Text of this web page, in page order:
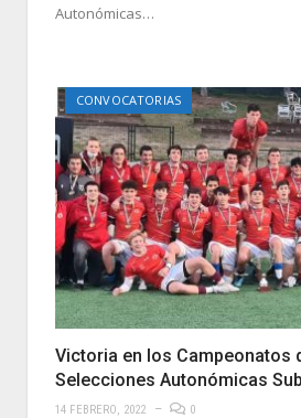
Autonómicas…
CONVOCATORIAS
Victoria en los Campeonatos
Selecciones Autonómicas
14 FEBRERO, 2022 0